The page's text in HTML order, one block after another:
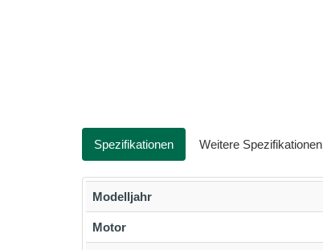
Spezifikationen Weitere Spezifikationen
Modelljahr
Motor